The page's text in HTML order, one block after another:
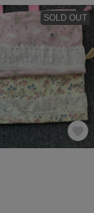
SOLD OUT